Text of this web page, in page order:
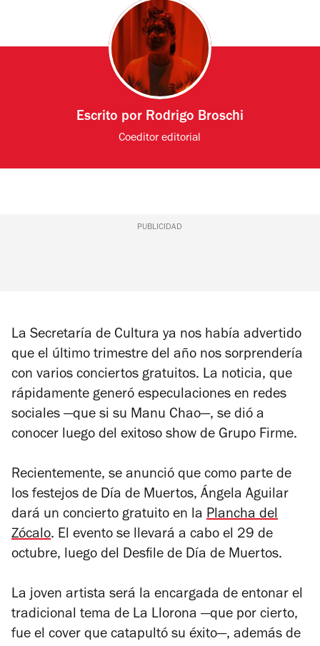
Escrito por Rodrigo Broschi
Coeditor editorial
PUBLICIDAD
La Secretaría de Cultura ya nos había advertido
que el último trimestre del año nos sorprendería
con varios conciertos gratuitos. La noticia, que
rápidamente generó especulaciones en redes
sociales —que si su Manu Chao—, se dió a
conocer luego del exitoso show de Grupo Firme.
Recientemente, se anunció que como parte de
los festejos de Día de Muertos, Ángela Aguilar
dará un concierto gratuito en la Plancha del
Zócalo. El evento se llevará a cabo el 29 de
octubre, luego del Desfile de Día de Muertos.
La joven artista será la encargada de entonar el
tradicional tema de La Llorona —que por cierto,
fue el cover que catapultó su éxito—, además de